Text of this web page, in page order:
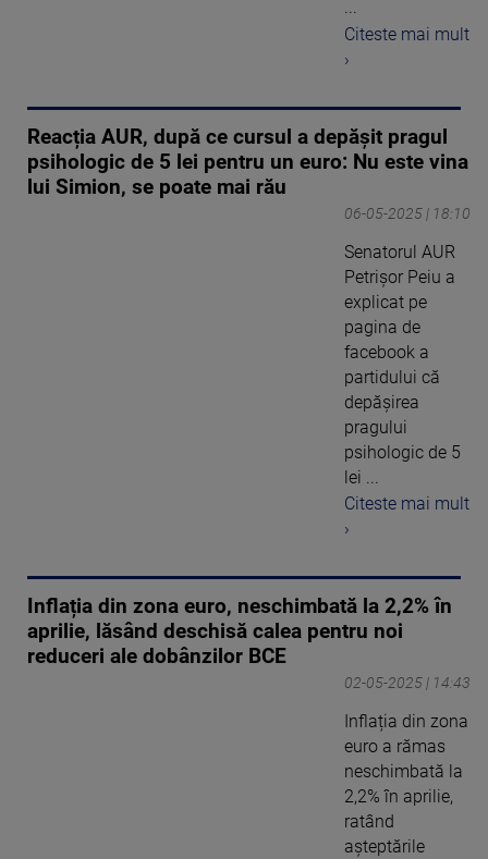
...
Citeste mai mult
›
Reacția AUR, după ce cursul a depășit pragul
psihologic de 5 lei pentru un euro: Nu este vina
lui Simion, se poate mai rău
06-05-2025 | 18:10
Senatorul AUR
Petrișor Peiu a
explicat pe
pagina de
facebook a
partidului că
depășirea
pragului
psihologic de 5
lei ...
Citeste mai mult
›
Inflația din zona euro, neschimbată la 2,2% în
aprilie, lăsând deschisă calea pentru noi
reduceri ale dobânzilor BCE
02-05-2025 | 14:43
Inflația din zona
euro a rămas
neschimbată la
2,2% în aprilie,
ratând
așteptările